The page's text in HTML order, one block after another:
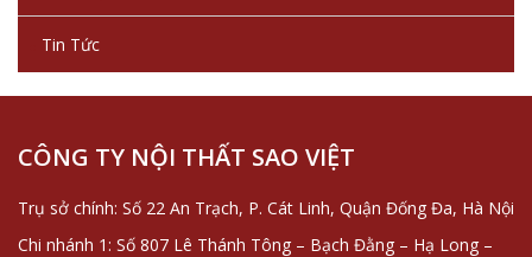
Tin Tức
CÔNG TY NỘI THẤT SAO VIỆT
Trụ sở chính: Số 22 An Trạch, P. Cát Linh, Quận Đống Đa, Hà Nội
Chi nhánh 1: Số 807 Lê Thánh Tông – Bạch Đằng – Hạ Long –